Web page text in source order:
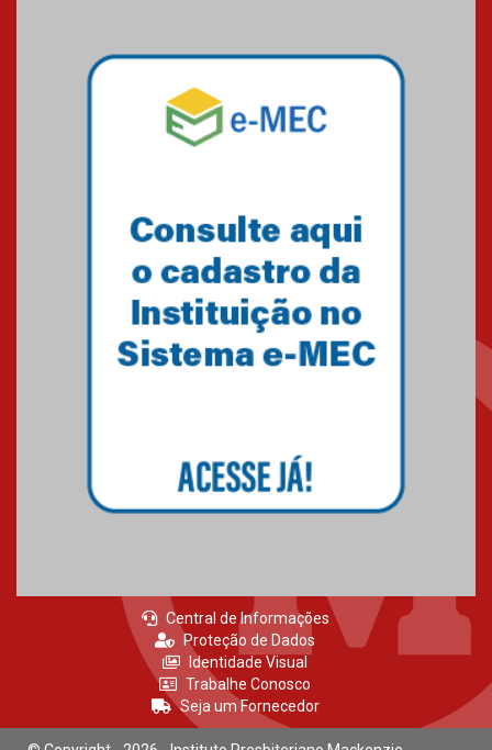
Central de Informações
Proteção de Dados
Identidade Visual
Trabalhe Conosco
Seja um Fornecedor